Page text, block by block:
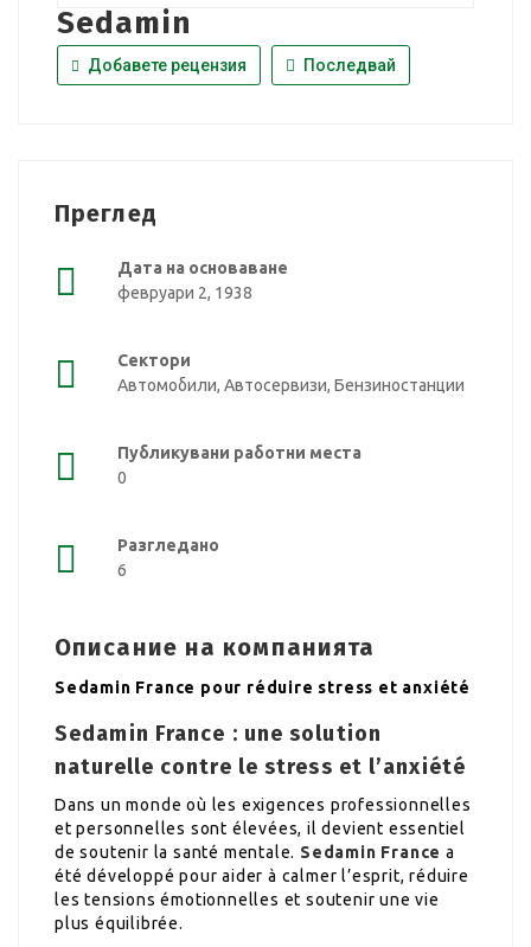
Sedamin
Добавете рецензия Последвай
Преглед
Дата на основаване
февруари 2, 1938
Сектори
Автомобили, Автосервизи, Бензиностанции
Публикувани работни места
0
Разгледано
6
Описание на компанията
Sedamin France pour réduire stress et anxiété
Sedamin France : une solution
naturelle contre le stress et l’anxiété
Dans un monde où les exigences professionnelles
et personnelles sont élevées, il devient essentiel
de soutenir la santé mentale. Sedamin France a
été développé pour aider à calmer l’esprit, réduire
les tensions émotionnelles et soutenir une vie
plus équilibrée.